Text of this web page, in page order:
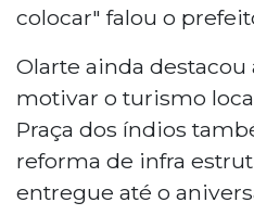
colocar" falou o
Olarte ainda
motivar o turismo
Praça dos índios
reforma de infra
entregue até o